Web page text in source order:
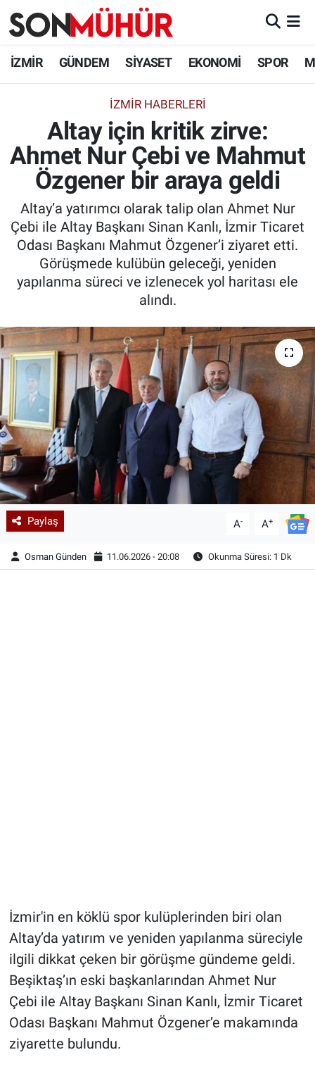
İZMİR GÜNDEM SİYASET EKONOMİ SPOR
İZMIR HABERLERI
Altay için kritik zirve:
Ahmet Nur Çebi ve Mahmut
Özgener bir araya geldi
Altay’a yatırımcı olarak talip olan Ahmet Nur
Çebi ile Altay Başkanı Sinan Kanlı, İzmir Ticaret
Odası Başkanı Mahmut Özgener’i ziyaret etti.
Görüşmede kulübün geleceği, yeniden
yapılanma süreci ve izlenecek yol haritası ele
alındı.
Paylaş A- A+
Osman Günden 11.06.2026 - 20:08 Okunma Süresi: 1 Dk
İzmir'in en köklü spor kulüplerinden biri olan
Altay’da yatırım ve yeniden yapılanma süreciyle
ilgili dikkat çeken bir görüşme gündeme geldi.
Beşiktaş’ın eski başkanlarından Ahmet Nur
Çebi ile Altay Başkanı Sinan Kanlı, İzmir Ticaret
Odası Başkanı Mahmut Özgener’e makamında
ziyarette bulundu.
İzmir Nöbetçi Eczaneler
İzmir Namaz Vakitleri
İzmir Trafik Yoğunluk Haritası
Süper Lig Puan Durumu ve Fikstür
Tüm Manşetler
Son Dakika Haberleri